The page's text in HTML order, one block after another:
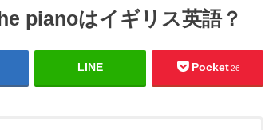
pianoはイギリス英語？
LINE Pocket26